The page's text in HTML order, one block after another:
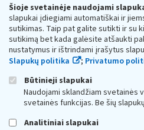
Šioje svetainėje naudojami
slapukai įdiegiami automatiškai ir
sutikimas. Taip pat galite sutikti ir su
sutikimą bet kada galėsite atšaukti
nustatymus ir ištrindami įrašytus
Slapukų politika
; Privatumo
Būtinieji slapukai
Naudojami sklandžiam svetainės
svetainės funkcijas. Be šių
Analitiniai slapukai
Respublikos finansų
Biudžetinė įstaiga. Juridinio asmens
adresas: Vasario 16-osios g. 14,
vmi@vmi.lt, E. pristatymo dėžutės
Duomenys apie Valstybinę mokesčių
Respublikos finansų ministerijos